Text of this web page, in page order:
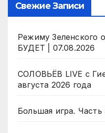
Свежие Записи
Режиму Зеленского
БУДЕТ | 07.08.2026
СОЛОВЬЁВ LIVE с
августа 2026 года
Большая игра.